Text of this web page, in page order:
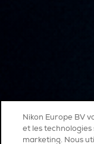
Nikon Europe BV
et les technologies
marketing. Nous